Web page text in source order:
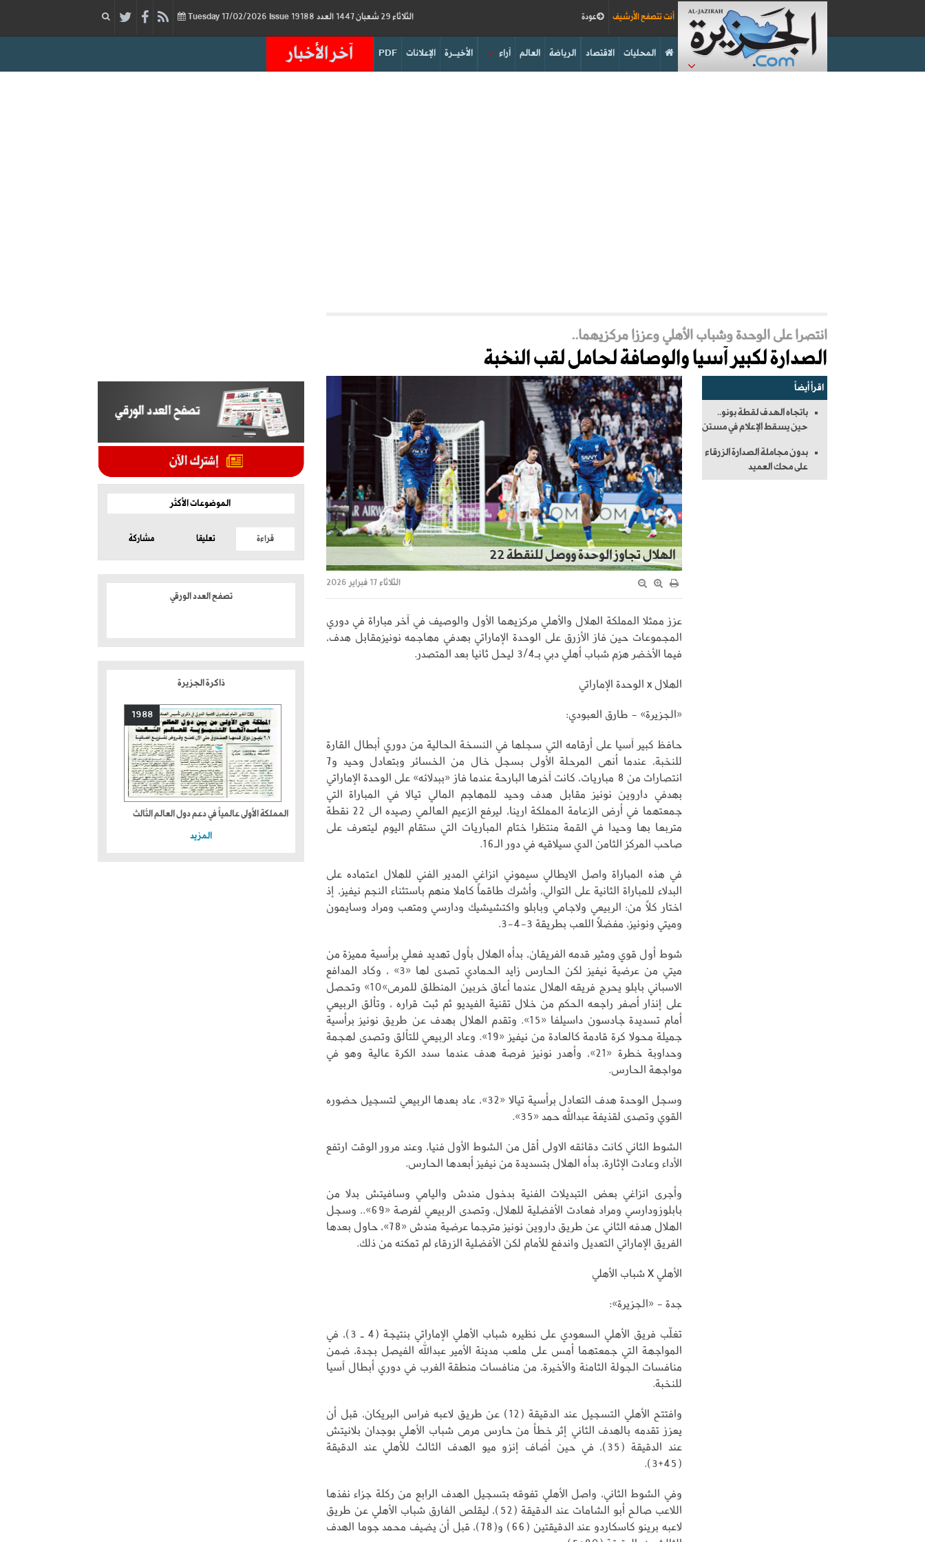
الثلاثاء 29 شعبان 1447 العدد 19188 17/02/2026 Issue عودة أنت تتصفح الأرشيف
آخر الأخبار PDF الإعلانات الأخيــرة آراء العالم الرياضة الاقتصاد المحليات
انتصرا على الوحدة وشباب الأهلي وعززا مركزيهما..
الصدارة لكبير آسيا والوصافة لحامل لقب النخبة
اقرأ أيضاً
باتجاه الهدف لقطة بونو..
حين يسقط الإعلام في مستن
بدون مجاملة الصدارة الزرقاء
على محك العميد
الهلال تجاوز الوحدة ووصل للنقطة 22
الثلاثاء 17 فبراير 2026
عزز ممثلا المملكة الهلال والأهلي مركزيهما الأول والوصيف في آخر مباراة في دوري
المجموعات حين فاز الأزرق على الوحدة الإماراتي بهدفي مهاجمه نونيزمقابل هدف،
فيما الأخضر هزم شباب أهلي دبي بـ3/4 ليحل ثانيا بعد المتصدر.
الهلال x الوحدة الإماراتي
«الجزيرة» - طارق العبودي:
حافظ كبير آسيا على أرقامه التي سجلها في النسخة الحالية من دوري أبطال القارة
للنخبة، عندما أنهى المرحلة الأولى بسجل خال من الخسائر وبتعادل وحيد و7
انتصارات من 8 مباريات، كانت آخرها البارحة عندما فاز «ببدلائه» على الوحدة الإماراتي
بهدفي داروين نونيز مقابل هدف وحيد للمهاجم المالي تيالا في المباراة التي
جمعتهما في أرض الزعامة المملكة ارينا، ليرفع الزعيم العالمي رصيده الى 22 نقطة
متربعا بها وحيدا في القمة منتظرا ختام المباريات التي ستقام اليوم ليتعرف على
صاحب المركز الثامن الدي سيلاقيه في دور الـ16.
في هذه المباراة واصل الايطالي سيموني انزاغي المدير الفني للهلال اعتماده على
البدلاء للمباراة الثانية على التوالي، وأشرك طاقماً كاملا منهم باستثناء النجم نيفيز، إذ
اختار كلاً من: الربيعي ولاجامي وبابلو واكتشيشيك ودارسي ومتعب ومراد وسايمون
وميتي ونونيز، مفضلاً اللعب بطريقة 3-4-3.
شوط أول قوي ومثير قدمه الفريقان، بدأه الهلال بأول تهديد فعلي برأسية مميزة من
ميتي من عرضية نيفيز لكن الحارس زايد الحمادي تصدى لها «3» ، وكاد المدافع
الاسباني بابلو يحرج فريقه الهلال عندما أعاق خربين المنطلق للمرمى»10» وتحصل
على إنذار أصفر راجعه الحكم من خلال تقنية الفيديو ثم ثبت قراره ، وتألق الربيعي
أمام تسديدة جادسون داسيلفا «15». وتقدم الهلال بهدف عن طريق نونيز برأسية
جميلة محولا كرة قادمة كالعادة من نيفيز «19». وعاد الربيعي للتألق وتصدى لهجمة
وحداوبة خطرة «21»، وأهدر نونيز فرصة هدف عندما سدد الكرة عالية وهو في
مواجهة الحارس.
وسجل الوحدة هدف التعادل برأسية تيالا «32»، عاد بعدها الربيعي لتسجيل حضوره
القوي وتصدى لقذيفة عبدالله حمد «35».
الشوط الثاني كانت دقائقه الاولى أقل من الشوط الأول فنيا، وعند مرور الوقت ارتفع
الأداء وعادت الإثارة، بدأه الهلال بتسديدة من نيفيز أبعدها الحارس.
وأجرى انزاغي بعض التبديلات الفنية بدخول مندش واليامي وسافيتش بدلا من
بابلوزودارسي ومراد فعادت الأفضلية للهلال، وتصدى الربيعي لفرصة «69».. وسجل
الهلال هدفه الثاني عن طريق داروين نونيز مترجما عرضية مندش «78»، حاول بعدها
الفريق الإماراتي التعديل واندفع للأمام لكن الأفضلية الزرقاء لم تمكنه من ذلك.
الأهلي X شباب الأهلي
جدة - «الجزيرة»:
تغلّب فريق الأهلي السعودي على نظيره شباب الأهلي الإماراتي بنتيجة (4 ـ 3)، في
المواجهة التي جمعتهما أمس على ملعب مدينة الأمير عبدالله الفيصل بجدة، ضمن
منافسات الجولة الثامنة والأخيرة، من منافسات منطقة الغرب في دوري أبطال آسيا
للنخبة.
وافتتح الأهلي التسجيل عند الدقيقة (12) عن طريق لاعبه فراس البريكان، قبل أن
يعزز تقدمه بالهدف الثاني إثر خطأ من حارس مرمى شباب الأهلي بوجدان بلانيتش
عند الدقيقة (35)، في حين أضاف إنزو ميو الهدف الثالث للأهلي عند الدقيقة
(45+3).
وفي الشوط الثاني، واصل الأهلي تفوقه بتسجيل الهدف الرابع من ركلة جزاء نفذها
اللاعب صالح أبو الشامات عند الدقيقة (52)، ليقلص الفارق شباب الأهلي عن طريق
لاعبه برينو كاسكاردو عند الدقيقتين (66) و(78)، قبل أن يضيف محمد جوما الهدف
الموضوعات الأكثر
قراءة تعليقا مشاركة
تصفح العدد الورقي
ذاكرة الجزيرة
1988
المملكة الأولى عالمياً في دعم دول العالم الثالث
المزيد